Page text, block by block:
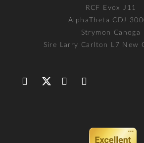
RCF Evox J11
AlphaTheta CDJ
Strymon Canoga
Sire Larry Carlton L7 New